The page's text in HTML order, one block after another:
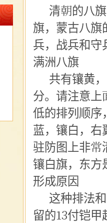
清朝的八旗
旗，蒙古八旗
兵，战兵和守
满洲八旗
共有镶黄 ，
分。请注意上
低的排列顺序
蓝，镶白，右
驻防图上非常
镶白旗，东方
形成原因
这种排法
留的13付铠